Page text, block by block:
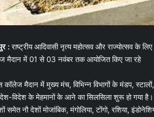
:राष्ट्रीय आदिवासी नृत्य महोत्सव और राज्योत्सव के
मैदान में 01 से 03 नवंबर तक आयोजित किए जा रहे
कॉलेज मैदान में मुख्य मंच, विभिन्न विभागों के मंडप, स्टालों,
विदेश के मेहमानों के आने का सिलसिला शुरू हो गया है।
समेत नौ देशों मोजांबिक, मंगोलिया, टोंगो, रशिया,